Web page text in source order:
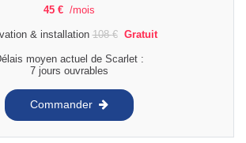
45 € /mois
& installation108€ Gratuit
moyen actuel de Scarlet :
7 jours ouvrables
Commander